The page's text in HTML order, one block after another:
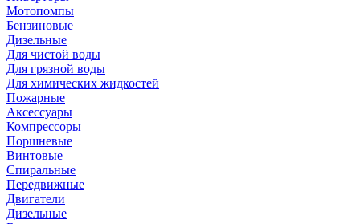
Мотопомпы
Бензиновые
Дизельные
Для чистой воды
Для грязной воды
Для химических жидкостей
Пожарные
Аксессуары
Компрессоры
Поршневые
Винтовые
Спиральные
Передвижные
Двигатели
Дизельные